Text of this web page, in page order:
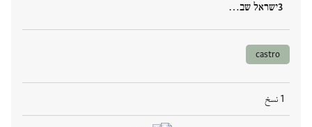
ישראל שב…
castro
1 نسخ